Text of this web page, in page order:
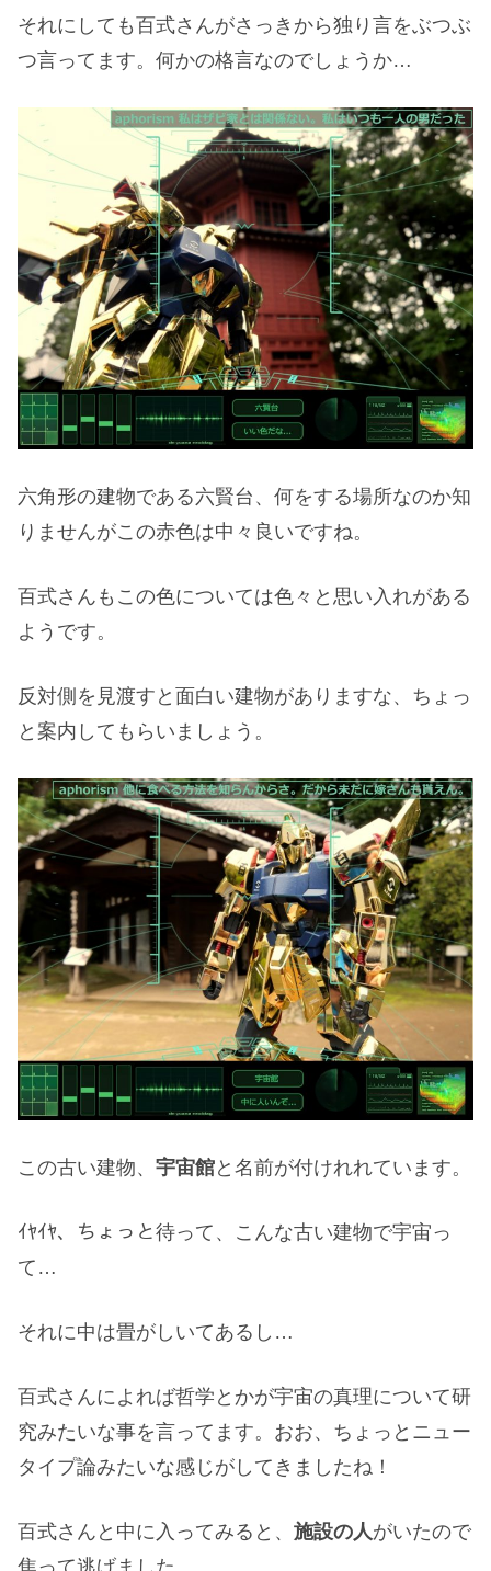
それにしても百式さんがさっきから独り言をぶつぶ
つ言ってます。何かの格言なのでしょうか…
六角形の建物である六賢台、何をする場所なのか知
りませんがこの赤色は中々良いですね。
百式さんもこの色については色々と思い入れがある
ようです。
反対側を見渡すと面白い建物がありますな、ちょっ
と案内してもらいましょう。
この古い建物、 宇宙館と名前が付けれれています。
ｲﾔｲﾔ、ちょっと待って、こんな古い建物で宇宙っ
て…
それに中は畳がしいてあるし…
百式さんによれば哲学とかが宇宙の真理について研
究みたいな事を言ってます。おお、ちょっとニュー
タイプ論みたいな感じがしてきましたね！
百式さんと中に入ってみると、 施設の人がいたので
焦って逃げました。